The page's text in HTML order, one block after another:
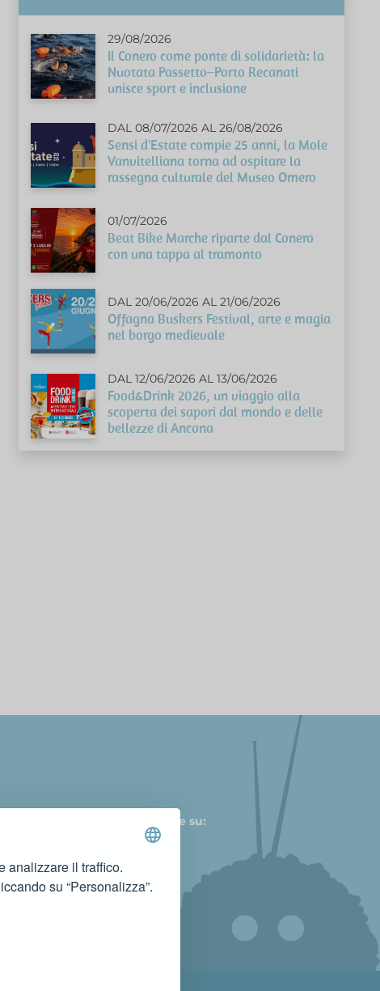
analizzare il traffico.
su “Personalizza”.
29/08/2026
Il Conero come ponte di solidarietà: la
Nuotata Passetto–Porto Recanati
unisce sport e inclusione
DAL 08/07/2026 AL 26/08/2026
Sensi d'Estate compie 25 anni, la Mole
Vanvitelliana torna ad ospitare la
rassegna culturale del Museo Omero
01/07/2026
Beat Bike Marche riparte dal Conero
con una tappa al tramonto
DAL 20/06/2026 AL 21/06/2026
Offagna Buskers Festival, arte e magia
nel borgo medievale
DAL 12/06/2026 AL 13/06/2026
Food&Drink 2026, un viaggio alla
scoperta dei sapori dal mondo e delle
bellezze di Ancona
Seguici anche su: